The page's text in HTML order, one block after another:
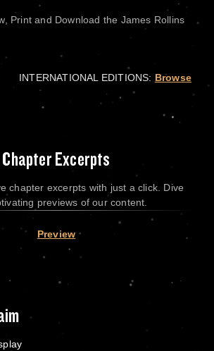
Print and Download the James Rollins
INTERNATIONAL EDITIONS: Browse
Chapter Excerpts
chapter excerpts with just a click. Dive
previews of our content.
Preview